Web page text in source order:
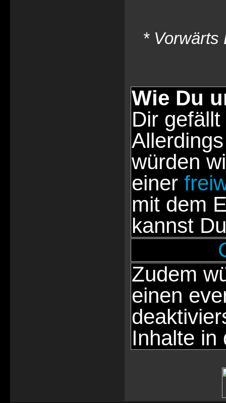
* Vorwärts
Wie Du
Dir
würden
einer
mit dem
kannst
Zudem
einen
Inhalte in